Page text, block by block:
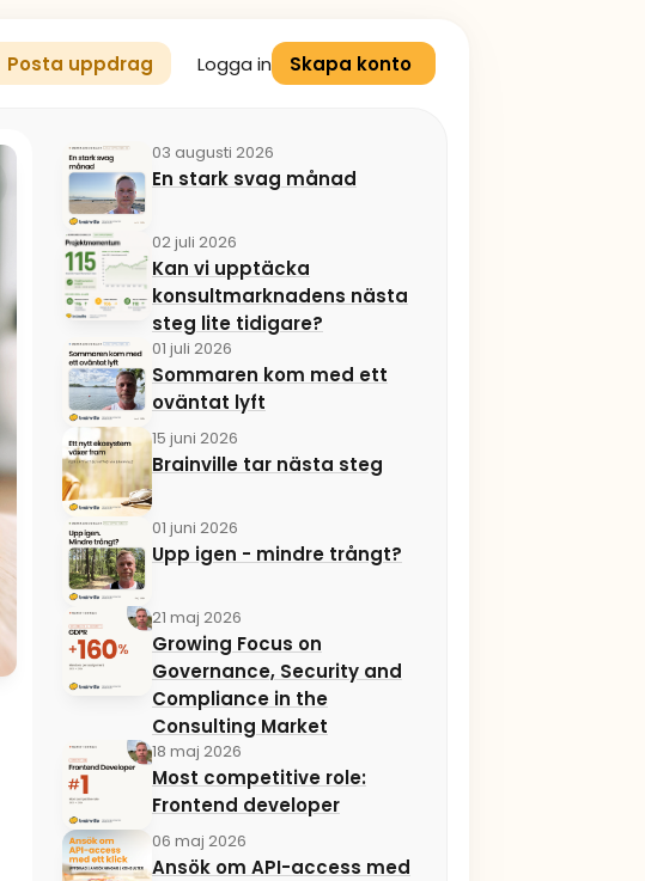
Posta uppdrag Logga in Skapa konto
03 augusti 2026
En stark svag månad
02 juli 2026
Kan vi upptäcka
konsultmarknadens nästa
steg lite tidigare?
01 juli 2026
Sommaren kom med ett
oväntat lyft
15 juni 2026
Brainville tar nästa steg
01 juni 2026
Upp igen - mindre trångt?
21 maj 2026
Growing Focus on
Governance, Security and
Compliance in the
Consulting Market
18 maj 2026
Most competitive role:
Frontend developer
06 maj 2026
Ansök om API-access med